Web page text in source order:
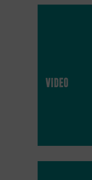
video